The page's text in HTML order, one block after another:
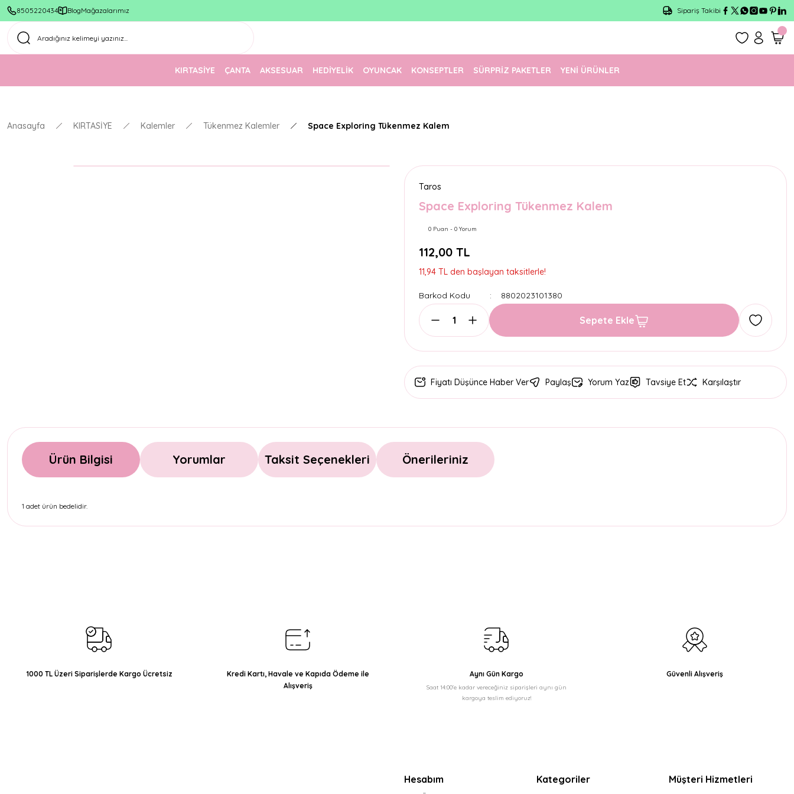
8505220434 BlogMağazalarımız
1500 TL Üzeri Ücretsiz Kargo
Sipariş Takibi
KIRTASİYE ÇANTA AKSESUAR HEDİYELİK OYUNCAK KONSEPTLER SÜRPRİZ PAKETLER YENİ ÜRÜNLER
Anasayfa KIRTASİYE Kalemler Tükenmez Kalemler Space Exploring Tükenmez Kalem
Taros
Space Exploring Tükenmez Kalem
0 Puan - 0 Yorum
112,00 TL
11,94 TL den başlayan taksitlerle!
Barkod Kodu 8802023101380
Sepete Ekle
Fiyatı Düşünce Haber Ver Paylaş Yorum Yaz Tavsiye Et Karşılaştır
Ürün Bilgisi Yorumlar Taksit Seçenekleri Önerileriniz
1 adet ürün bedelidir.
Ürün fiyatı diğer sitelerden daha pahalı.
Bu ürüne benzer farklı alternatifler olmalı.
1000 TL Üzeri Siparişlerde Kargo Ücretsiz
Kredi Kartı, Havale ve Kapıda Ödeme ile
Alışveriş
Aynı Gün Kargo
Saat 14:00'e kadar vereceğiniz siparişleri aynı gün
kargoya teslim ediyoruz!
Güvenli Alışveriş
Hesabım Kategoriler Müşteri Hizmetleri